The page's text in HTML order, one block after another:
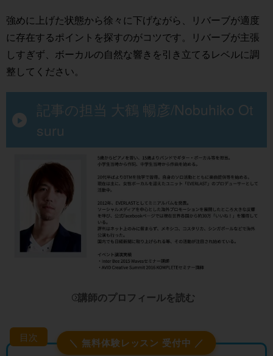
目次
強めに上げた状態から徐々に下げながら、リバーブが適度
に存在するポイントを探すのがコツです。リバーブが主張
しすぎず、ボーカルの自然な響きを引き立てるレベルに調
整してください。
記事の担当 大鶴 暢彦/Nobuhiko Ot
suru
講師のプロフィールを読む
＼ 無料体験レッスン 受付中 ／